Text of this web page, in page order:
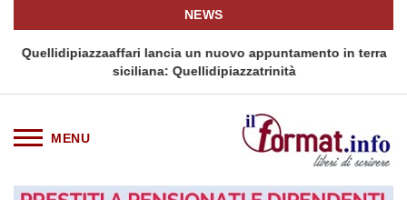
NEWS
Quellidipiazzaaffari lancia un nuovo appuntamento in terra
siciliana: Quellidipiazzatrinità